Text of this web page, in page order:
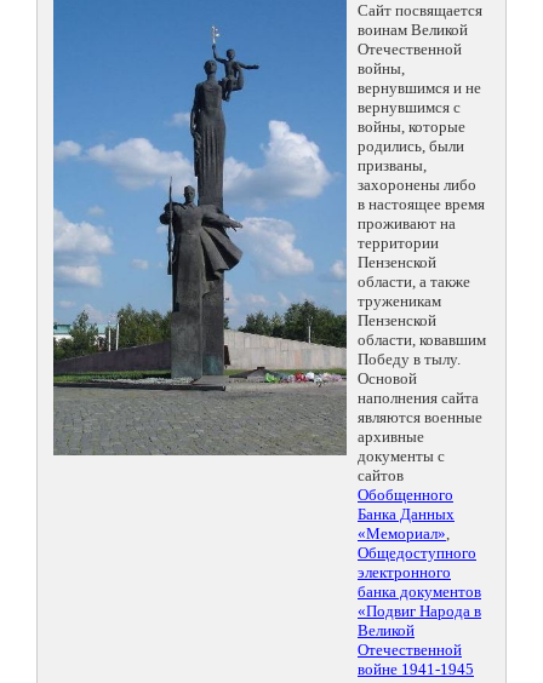
Сайт посвящается
воинам Великой
Отечественной
войны,
вернувшимся и не
вернувшимся с
войны, которые
родились, были
призваны,
захоронены либо
в настоящее время
проживают на
территории
Пензенской
области, а также
труженикам
Пензенской
области, ковавшим
Победу в тылу.
Основой
наполнения сайта
являются военные
архивные
документы с
сайтов
Обобщенного
Банка Данных
«Мемориал»,
Общедоступного
электронного
банка документов
«Подвиг Народа в
Великой
Отечественной
войне 1941-1945